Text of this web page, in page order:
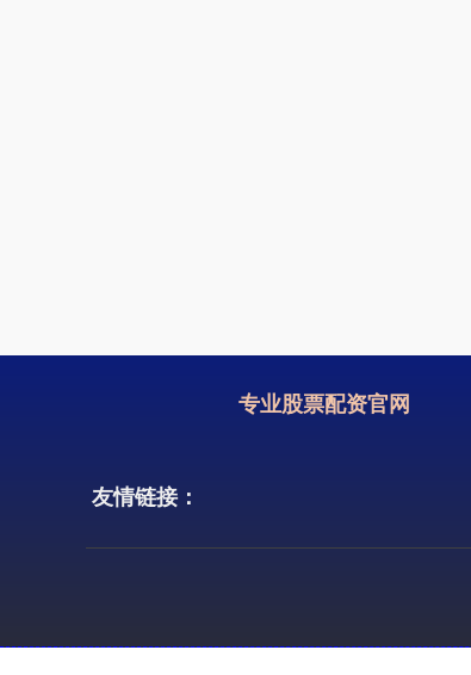
专业股票配资官网
友情链接：